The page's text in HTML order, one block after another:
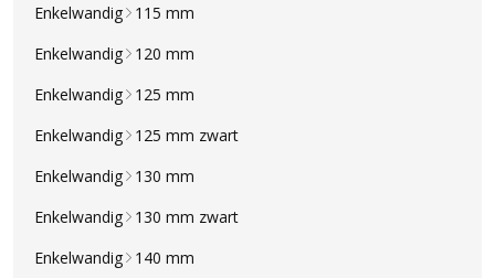
Enkelwandig
115 mm
Enkelwandig
120 mm
Enkelwandig
125 mm
Enkelwandig
125 mm zwart
Enkelwandig
130 mm
Enkelwandig
130 mm zwart
Enkelwandig
140 mm